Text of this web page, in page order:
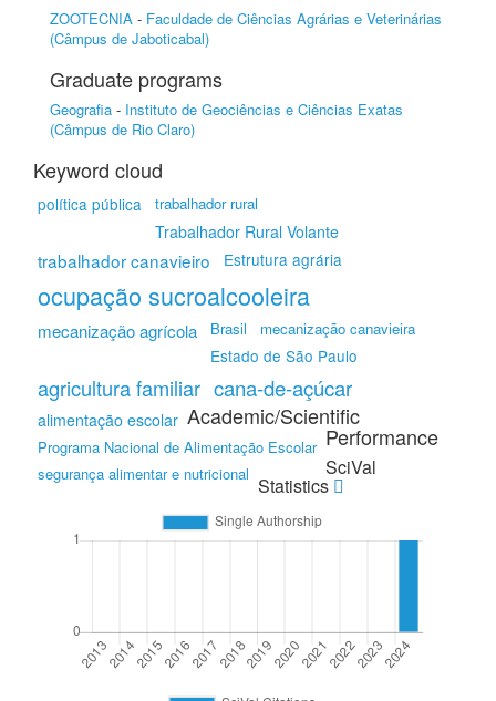
ZOOTECNIA - Faculdade de Ciências Agrárias e Veterinárias
(Câmpus de Jaboticabal)
Graduate programs
Geografia - Instituto de Geociências e Ciências Exatas
(Câmpus de Rio Claro)
Keyword cloud
política pública trabalhador rural
Trabalhador Rural Volante
trabalhador canavieiro Estrutura agrária
ocupação sucroalcooleira
mecanização agrícola Brasil mecanização canavieira
Estado de São Paulo
agricultura familiar cana-de-açúcar
alimentação escolar
Programa Nacional de Alimentação Escolar
segurança alimentar e nutricional
Academic/Scientific
Performance
SciVal
Statistics